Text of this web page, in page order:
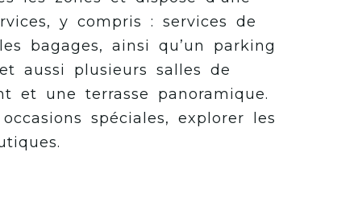
y compris : services de
bagages, ainsi qu’un parking
aussi plusieurs salles de
et une terrasse panoramique.
spéciales, explorer les